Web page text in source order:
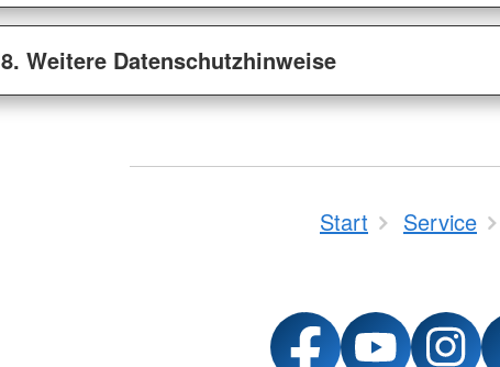
8. Weitere Datenschutzhinweise
Start Service